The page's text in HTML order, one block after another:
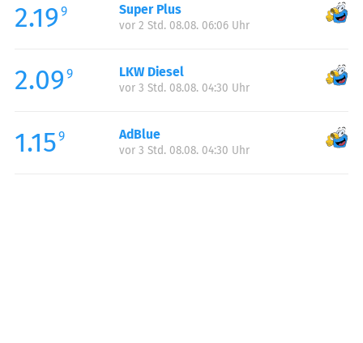
2.19 9 Super Plus
vor 2 Std. 08.08. 06:06 Uhr
2.09 9 LKW Diesel
vor 3 Std. 08.08. 04:30 Uhr
1.159 AdBlue
vor 3 Std. 08.08. 04:30 Uhr